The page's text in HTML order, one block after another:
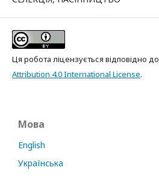
Ця робота ліцензується відповідно до
Attribution 4.0 International License.
Мова
English
Українська